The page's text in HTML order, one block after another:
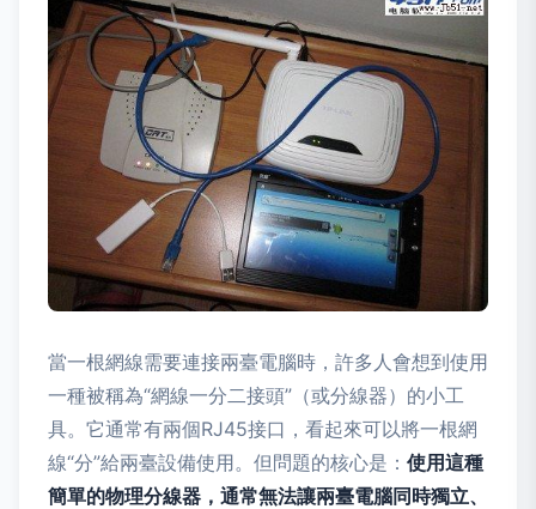
當一根網線需要連接兩臺電腦時，許多人會想到使用
一種被稱為“網線一分二接頭”（或分線器）的小工
具。它通常有兩個RJ45接口，看起來可以將一根網
線“分”給兩臺設備使用。但問題的核心是： 使用這種
簡單的物理分線器，通常無法讓兩臺電腦同時獨立、